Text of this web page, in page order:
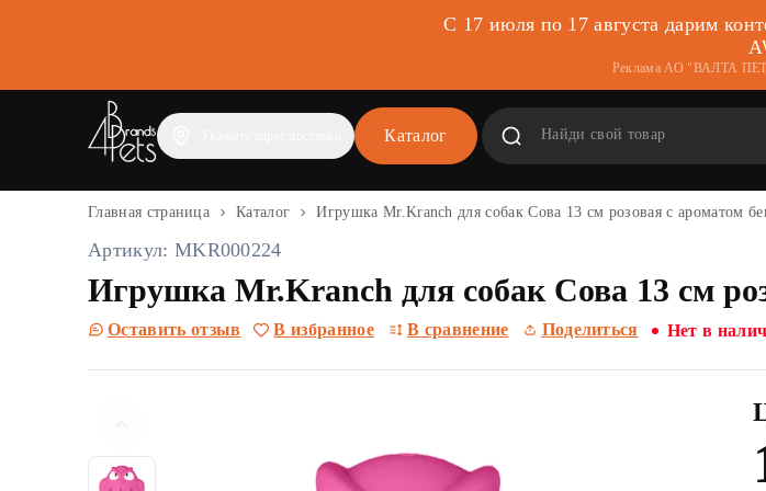
С 17 июля по 17 августа дарим
Реклама АО "ВАЛТА
Каталог
Главная страница Каталог Игрушка Mr.Kranch для собак Сова 13 см розовая с ароматом
Артикул: MKR000224
Игрушка Mr.Kranch для собак Сова 13 см
Оставить отзыв В избранное В сравнение Поделиться Нет в